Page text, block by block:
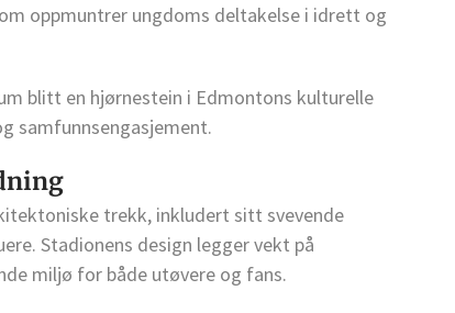
oppmuntrer ungdoms deltakelse i idrett og
blitt en hjørnestein i Edmontons kulturelle
samfunnsengasjement.
trekk, inkludert sitt svevende
Stadionens design legger vekt på
miljø for både utøvere og fans.